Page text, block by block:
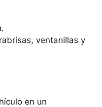
ventanillas y
en un